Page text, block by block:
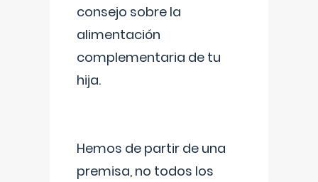
consejo sobre la
alimentación
complementaria de tu
hija.
Hemos de partir de una
premisa, no todos los